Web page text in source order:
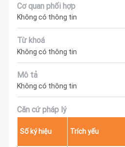
Cơ quan phối hợp
Không có thông tin
Từ khoá
Không có thông tin
Mô tả
Không có thông tin
Căn cứ pháp lý
Số ký hiệu Trích yếu